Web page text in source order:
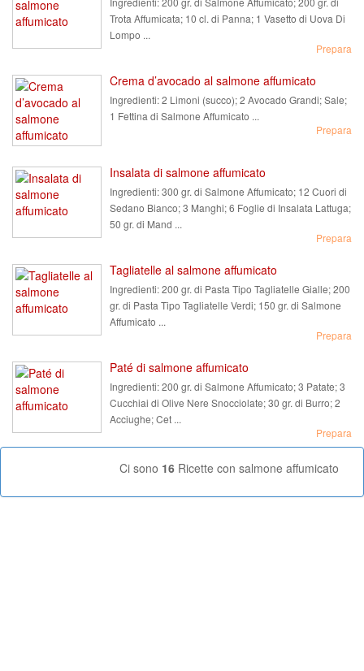
Trota Affumicata; 10 cl. di Panna; 1 Vasetto di Uova Di
Lompo ...
Prepara
Crema d’avocado al salmone affumicato
Ingredienti:2 Limoni (succo); 2 Avocado Grandi; Sale;
1 Fettina di Salmone Affumicato ...
Prepara
Insalata di salmone affumicato
Ingredienti:300 gr. di Salmone Affumicato; 12 Cuori di
Sedano Bianco; 3 Manghi; 6 Foglie di Insalata Lattuga;
50 gr. di Mand ...
Prepara
Tagliatelle al salmone affumicato
Ingredienti:200 gr. di Pasta Tipo Tagliatelle Gialle; 200
gr. di Pasta Tipo Tagliatelle Verdi; 150 gr. di Salmone
Affumicato ...
Prepara
Paté di salmone affumicato
Ingredienti:200 gr. di Salmone Affumicato; 3 Patate; 3
Cucchiai di Olive Nere Snocciolate; 30 gr. di Burro; 2
Acciughe; Cet ...
Prepara
Ci sono 16 Ricette con salmone affumicato